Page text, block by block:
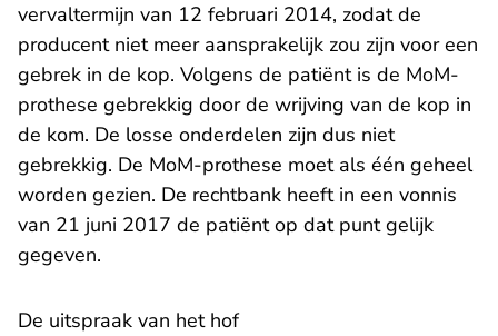
vervaltermijn van 12 februari 2014, zodat de
producent niet meer aansprakelijk zou zijn voor een
gebrek in de kop. Volgens de patiënt is de MoM-
prothese gebrekkig door de wrijving van de kop in
de kom. De losse onderdelen zijn dus niet
gebrekkig. De MoM-prothese moet als één geheel
worden gezien. De rechtbank heeft in een vonnis
van 21 juni 2017 de patiënt op dat punt gelijk
gegeven.
De uitspraak van het hof